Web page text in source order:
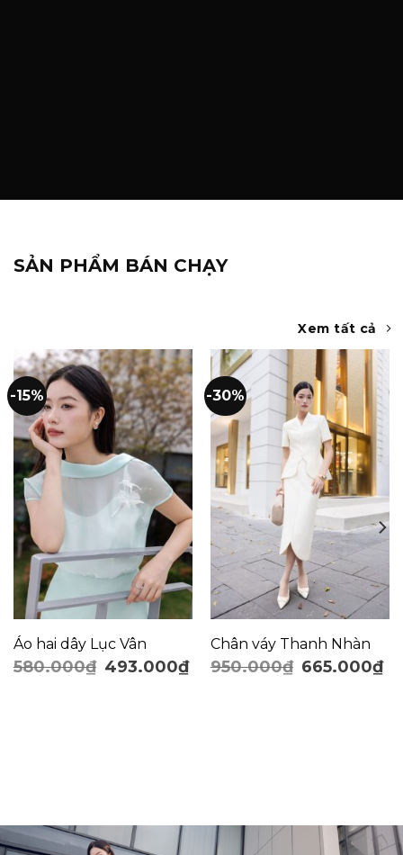
SẢN PHẨM BÁN CHẠY
Xem tất cả
-15%
Áo hai dây Lục Vân
580.000₫ 493.000₫
-30%
Chân váy Thanh Nhàn
950.000₫ 665.000₫